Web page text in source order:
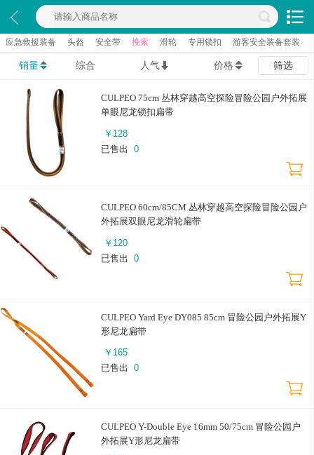
应急救援装备 头盔 安全带 挽索 滑轮 专用锁扣 游客安全装备套装
销量 综合 人气 价格 筛选
CULPEO 75cm 丛林穿越高空探险冒险公园户外拓展
单眼尼龙锁扣扁带
￥ 128
已售出
0
CULPEO 60cm/85CM 丛林穿越高空探险冒险公园户
外拓展双眼尼龙滑轮扁带
￥ 120
已售出
0
CULPEO Yard Eye DY085 85cm 冒险公园户外拓展Y
形尼龙扁带
￥ 165
已售出
0
CULPEO Y-Double Eye 16mm 50/75cm 冒险公园户
外拓展Y形尼龙扁带